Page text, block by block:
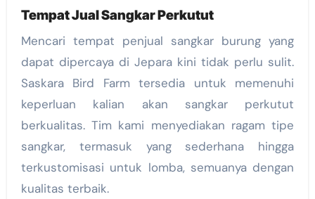
Tempat Jual Sangkar Perkutut
Mencari tempat penjual sangkar burung yang
dapat dipercaya di Jepara kini tidak perlu sulit.
Saskara Bird Farm tersedia untuk memenuhi
keperluan kalian akan sangkar perkutut
berkualitas. Tim kami menyediakan ragam tipe
sangkar, termasuk yang sederhana hingga
terkustomisasi untuk lomba, semuanya dengan
kualitas terbaik.